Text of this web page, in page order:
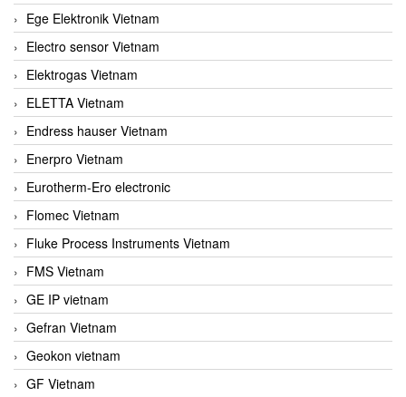
Ege Elektronik Vietnam
Electro sensor Vietnam
Elektrogas Vietnam
ELETTA Vietnam
Endress hauser Vietnam
Enerpro Vietnam
Eurotherm-Ero electronic
Flomec Vietnam
Fluke Process Instruments Vietnam
FMS Vietnam
GE IP vietnam
Gefran Vietnam
Geokon vietnam
GF Vietnam